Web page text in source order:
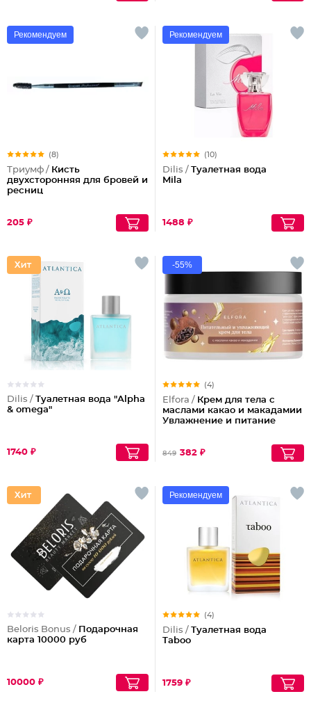
Рекомендуем
(8)
Триумф / Кисть
двухсторонняя для бровей и
ресниц
205 ₽
Рекомендуем
(10)
Dilis / Туалетная вода
Mila
1488 ₽
Dilis / Туалетная вода "Alpha
& omega"
1740 ₽
-55%
(4)
Elfora / Крем для тела с
маслами какао и макадамии
Увлажнение и питание
849 382 ₽
Beloris Bonus / Подарочная
карта 10000 руб
10000 ₽
Рекомендуем
(4)
Dilis / Туалетная вода
Taboo
1759 ₽